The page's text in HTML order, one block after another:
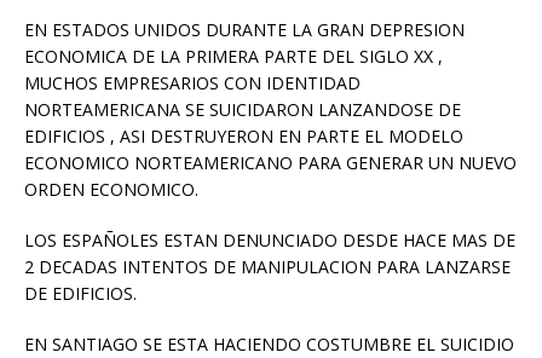
EN ESTADOS UNIDOS DURANTE LA GRAN DEPRESION
ECONOMICA DE LA PRIMERA PARTE DEL SIGLO XX ,
MUCHOS EMPRESARIOS CON IDENTIDAD
NORTEAMERICANA SE SUICIDARON LANZANDOSE DE
EDIFICIOS , ASI DESTRUYERON EN PARTE EL MODELO
ECONOMICO NORTEAMERICANO PARA GENERAR UN NUEVO
ORDEN ECONOMICO.
LOS ESPAÑOLES ESTAN DENUNCIADO DESDE HACE MAS DE
2 DECADAS INTENTOS DE MANIPULACION PARA LANZARSE
DE EDIFICIOS.
EN SANTIAGO SE ESTA HACIENDO COSTUMBRE EL SUICIDIO